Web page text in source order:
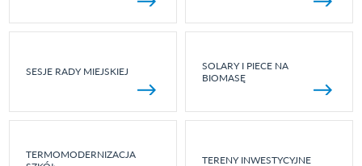
SESJE RADY MIEJSKIEJ
SOLARY I PIECE NA
BIOMASĘ
TERMOMODERNIZACJA
TERENY INWESTYCYJNE